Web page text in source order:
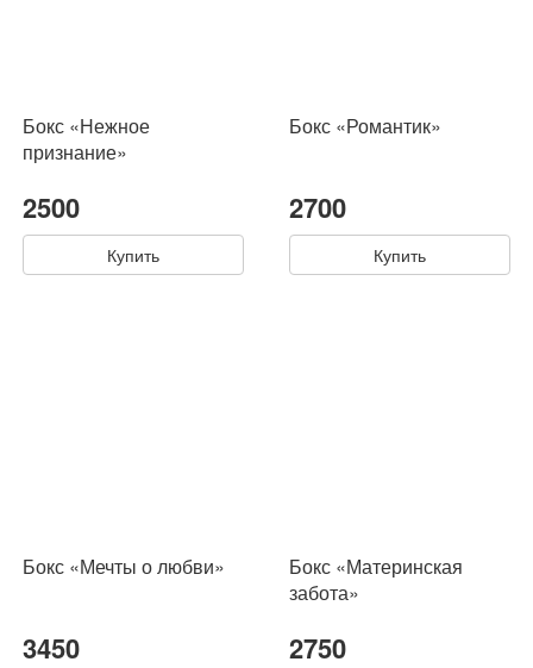
Бокс «Нежное
признание»
2500
Купить
Бокс «Романтик»
2700
Купить
Бокс «Мечты о любви»
3450
Бокс «Материнская
забота»
2750